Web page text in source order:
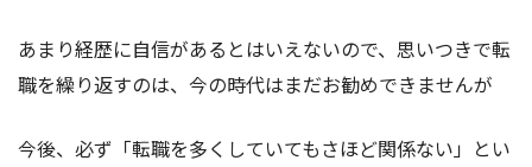
あまり経歴に自信があるとはいえないので、思いつきで転
職を繰り返すのは、今の時代はまだお勧めできませんが
今後、必ず「転職を多くしていてもさほど関係ない」とい